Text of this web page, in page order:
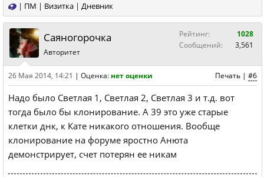
| ПМ | Визитка | Дневник
Саяногорочка
Авторитет
Рейтинг:
1028
Сообщений:
3,561
Печать | #6
26 Мая 2014, 14:21 | Оценка: нет оценки
Надо было Светлая 1, Светлая 2, Светлая 3 и т.д. вот
тогда было бы клонирование. А 39 это уже старые
клетки днк, к Кате никакого отношения. Вообще
клонирование на форуме яростно Анюта
демонстрирует, счет потерян ее никам